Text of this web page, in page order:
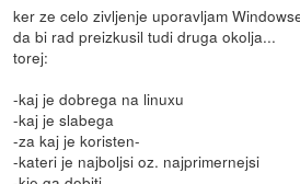
ker ze celo zivljenje uporavljam
da bi rad preizkusil tudi druga okolja...
torej:
-kaj je dobrega na linuxu
-kaj je slabega
-za kaj je koristen-
-kateri je najboljsi oz. najprimernejsi